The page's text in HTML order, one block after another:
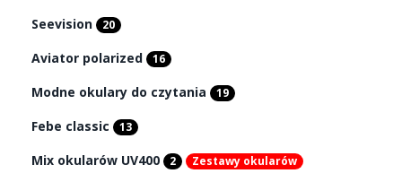
Seevision 20
Aviator polarized 16
Modne okulary do czytania 19
Febe classic 13
Mix okularów UV400 2 Zestawy okularów